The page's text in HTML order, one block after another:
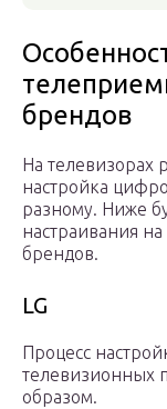
брендов
На телевизорах
настройка
разному. Ниже
настраивания
брендов.
LG
Процесс
телевизионных
образом.